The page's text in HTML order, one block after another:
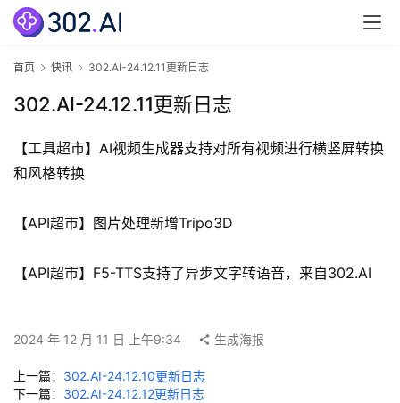
页
0
2
.
A
官
题
更
新
首页 快讯 302.AI-24.12.11更新日志
302.AI-24.12.11更新日志
【工具超市】AI视频生成器支持对所有视频进行横竖屏转换
和风格转换
【API超市】图片处理新增Tripo3D
【API超市】F5-TTS支持了异步文字转语音，来自302.AI
2024 年 12 月 11 日 上午9:34 生成海报
上一篇： 302.AI-24.12.10更新日志
下一篇： 302.AI-24.12.12更新日志